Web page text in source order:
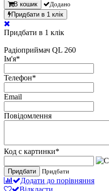
В кошик
Додано
Придбати в 1 клік
Придбати в 1 клік
Радіоприймач QL 260
Ім'я*
Телефон*
Email
Повідомлення
Код с картинки*
Придбати Придбати
Додати до порівняння